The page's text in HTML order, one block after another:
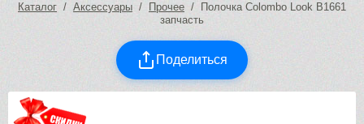
Каталог / Аксессуары / Прочее / Полочка Colombo Look B1661
запчасть
Поделиться